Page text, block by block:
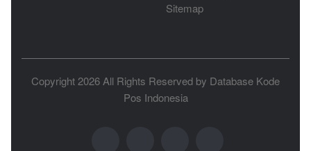
Sitemap
Copyright 2026 All Rights Reserved by Database Kode
Pos Indonesia